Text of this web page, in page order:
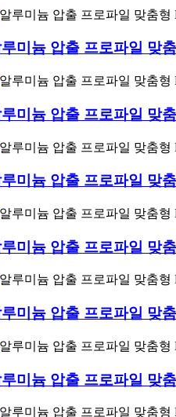
미늄 압출 프로파일 맞
미늄 압출 프로파일 맞
미늄 압출 프로파일 맞
미늄 압출 프로파일 맞
미늄 압출 프로파일 맞
미늄 압출 프로파일 맞